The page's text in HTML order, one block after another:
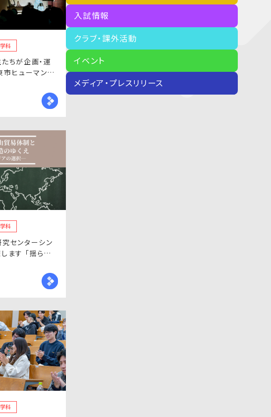
科
ちが企画・運
市ヒューマンコ
されました
科
センターシン
ます 「揺らぐ
業構造のゆく
科
入試情報
クラブ・課外活動
イベント
メディア・プレスリリース